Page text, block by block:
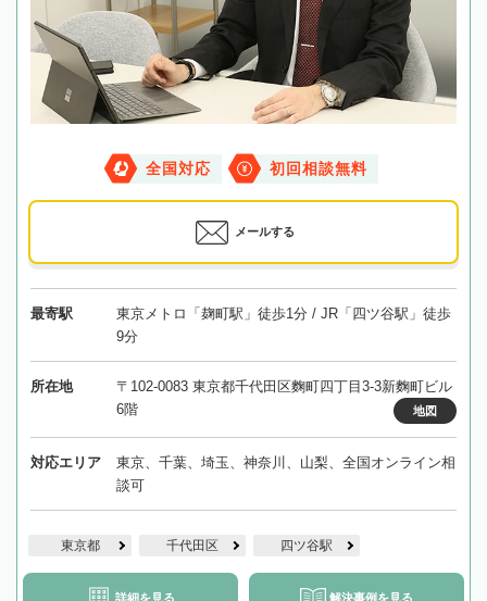
全国対応 初回相談無料
メールする
最寄駅
東京メトロ「麹町駅」徒歩1分 / JR「四ツ谷駅」徒歩
9分
所在地
〒102-0083 東京都千代田区麴町四丁目3-3新麴町ビル
6階
地図
対応エリア
東京、千葉、埼玉、神奈川、山梨、全国オンライン相
談可
東京都 千代田区 四ツ谷駅
詳細を見る 解決事例を見る